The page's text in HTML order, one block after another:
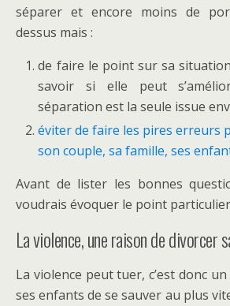
séparer et encore moins de
dessus mais :
de faire le point sur sa
savoir si elle peut
séparation est la seule issue
éviter de faire les pires erreurs
son couple, sa famille, ses
Avant de lister les bonnes
voudrais évoquer le point
La violence, une raison de divorcer
La violence peut tuer, c’est donc
ses enfants de se sauver au plus